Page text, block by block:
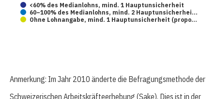
<60% des Medianlohns, mind. 1 Hauptunsicherheit
60–100% des Medianlohns, mind. 2 Hauptunsicherhei…
Ohne Lohnangabe, mind. 1 Hauptunsicherheit (propo…
Anmerkung: Im Jahr 2010 änderte die Befragungsmethode der
Schweizerischen Arbeitskräfteerhebung (Sake). Dies ist in der